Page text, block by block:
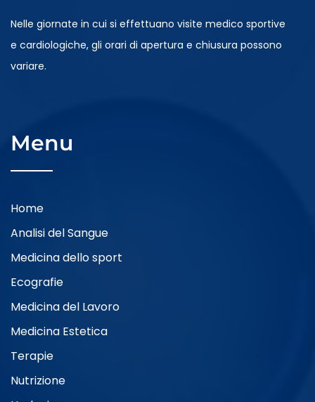
Nelle giornate in cui si effettuano visite medico sportive
e cardiologiche, gli orari di apertura e chiusura possono
variare.
Menu
Home
Analisi del Sangue
Medicina dello sport
Ecografie
Medicina del Lavoro
Medicina Estetica
Terapie
Nutrizione